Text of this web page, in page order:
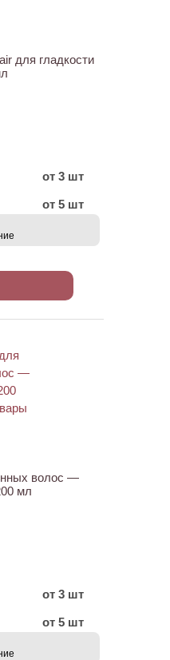
для гладкости
от 3 шт
от 5 шт
волос —
мл
от 3 шт
от 5 шт